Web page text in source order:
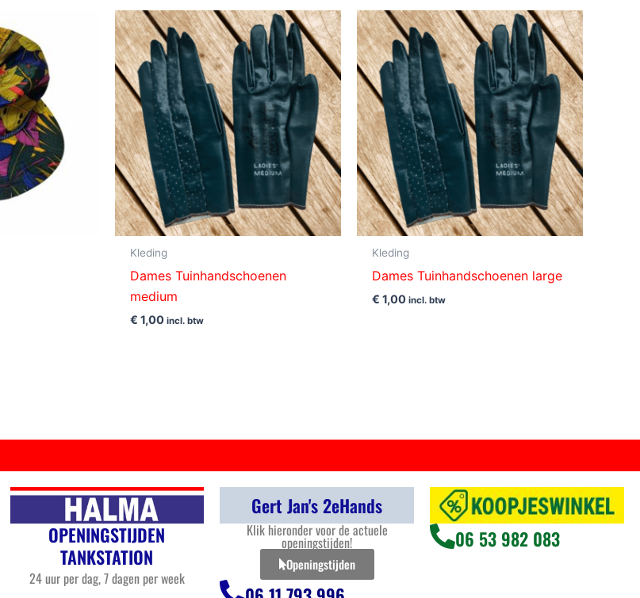
Kleding
Dames Tuinhandschoenen
medium
€ 1,00 incl. btw
Kleding
Dames Tuinhandschoenen large
€ 1,00 incl. btw
OPENINGSTIJDEN
TANKSTATION
24 uur per dag, 7 dagen per week
Gert Jan's 2eHands
Klik hieronder voor de actuele
openingstijden!
Openingstijden
06 53 982 083